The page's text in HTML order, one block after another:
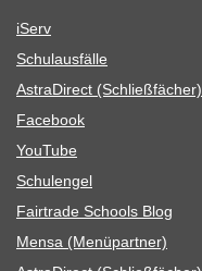
iServ
Schul­aus­fälle
Astra­Di­rect (Schließ­fä­cher)
Face­book
You­Tube
Schul­en­gel
Fair­trade Schools Blog
Mensa (Menü­part­ner)